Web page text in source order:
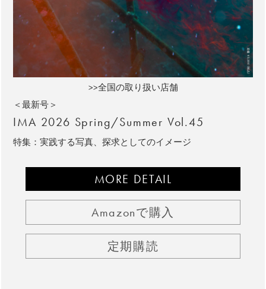
>>全国の取り扱い店舗
＜最新号＞
IMA 2026 Spring/Summer Vol.45
特集：実践する写真、探求としてのイメージ
MORE DETAIL
Amazonで購入
定期購読